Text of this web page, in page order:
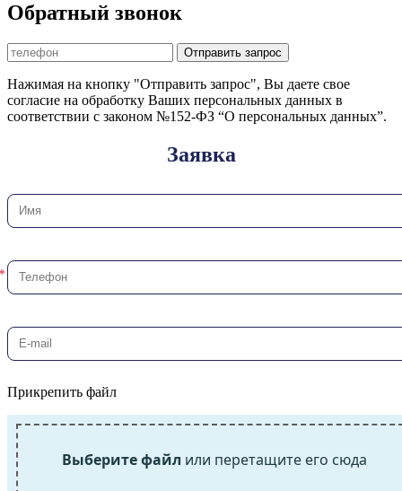
Обратный звонок
Отправить запрос
Нажимая на кнопку "Отправить запрос", Вы даете свое
согласие на обработку Ваших персональных данных в
соответствии с законом №152-ФЗ “О персональных данных”.
Заявка
Прикрепить файл
Выберите файл или перетащите его сюда